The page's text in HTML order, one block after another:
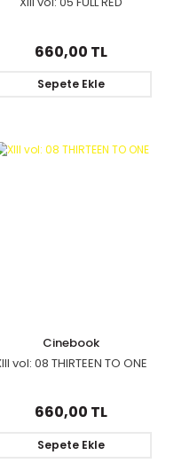
660,00 TL
Sepete Ekle
Cinebook
vol: 08 THIRTEEN TO ONE
660,00 TL
Sepete Ekle